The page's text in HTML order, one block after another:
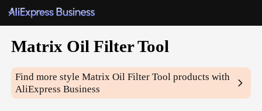
Matrix Oil Filter Tool
Find more styleMatrix Oil Filter Tool products with
AliExpress Business